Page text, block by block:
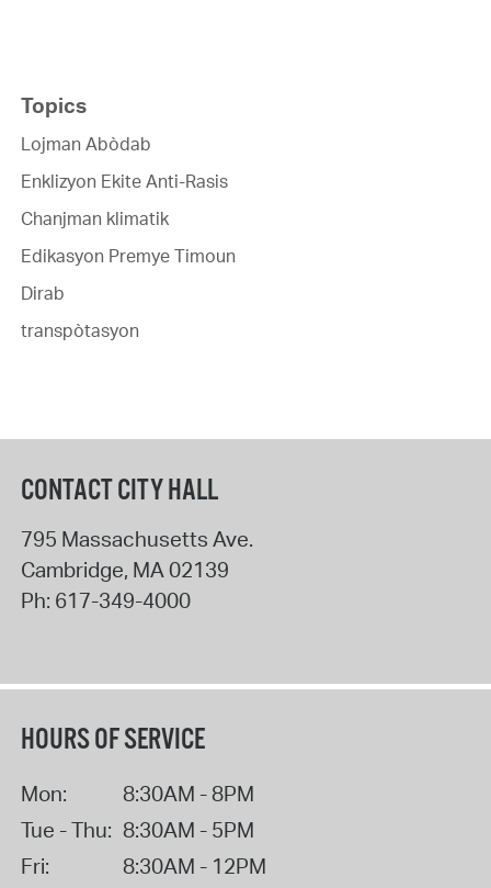
Topics
Lojman Abòdab
Enklizyon Ekite Anti-Rasis
Chanjman klimatik
Edikasyon Premye Timoun
Dirab
transpòtasyon
CONTACT CITY HALL
795 Massachusetts Ave.
Cambridge, MA02139
Ph: 617-349-4000
HOURS OF SERVICE
Mon:
8:30AM - 8PM
Tue - Thu: 8:30AM - 5PM
Fri:
8:30AM - 12PM